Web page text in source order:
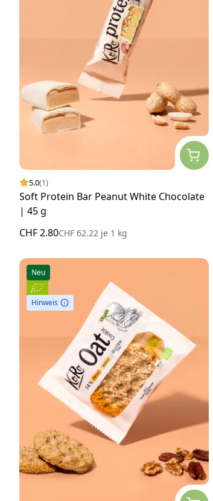
5.0(1)
Soft Protein Bar Peanut White Chocolate
| 45 g
CHF 2.80CHF 62.22 je 1 kg
Neu
Hinweis